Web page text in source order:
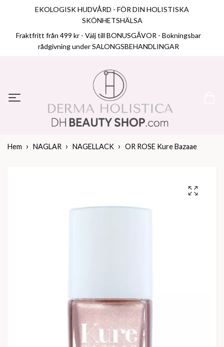
EKOLOGISK HUDVÅRD - FÖR DIN HOLISTISKA
SKÖNHETSHÄLSA
Fraktfritt från 499 kr - Välj till BONUSGÅVOR - Bokningsbar
rådgivning under SALONGSBEHANDLINGAR
Hem NAGLAR NAGELLACK OR ROSE Kure Bazaae